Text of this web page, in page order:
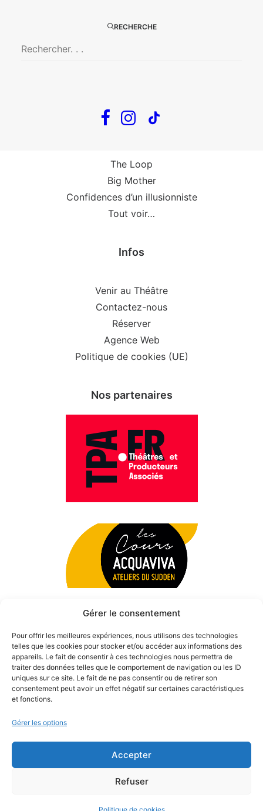
Gérer le consentement
Pour offrir les meilleures expériences, nous utilisons des technologies
telles que les cookies pour stocker et/ou accéder aux informations des
appareils. Le fait de consentir à ces technologies nous permettra de
traiter des données telles que le comportement de navigation ou les ID
uniques sur ce site. Le fait de ne pas consentir ou de retirer son
consentement peut avoir un effet négatif sur certaines caractéristiques
et fonctions.
Gérer les options
Accepter
Refuser
RECHERCHE
Big Mother
Le goût de la framboise
En tournée
The Loop
Big Mother
Confidences d’un illusionniste
Tout voir…
Infos
Venir au Théâtre
Contactez-nous
Réserver
Agence Web
Politique de cookies (UE)
Nos partenaires
© 2026 Théâtre des Béliers Parisiens. | Tous droits réservés.